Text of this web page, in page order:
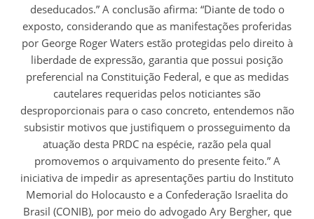
deseducados.” A conclusão afirma: “Diante de todo o
exposto, considerando que as manifestações proferidas
por George Roger Waters estão protegidas pelo direito à
liberdade de expressão, garantia que possui posição
preferencial na Constituição Federal, e que as medidas
cautelares requeridas pelos noticiantes são
desproporcionais para o caso concreto, entendemos não
subsistir motivos que justifiquem o prosseguimento da
atuação desta PRDC na espécie, razão pela qual
promovemos o arquivamento do presente feito.” A
iniciativa de impedir as apresentações partiu do Instituto
Memorial do Holocausto e a Confederação Israelita do
Brasil (CONIB), por meio do advogado Ary Bergher, que